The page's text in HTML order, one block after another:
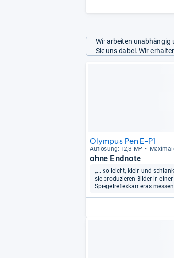
Wir arbeiten unabhängig
Sie uns dabei. Wir
Olympus Pen E-P1
Auf­lö­sung: 12,3 MP
ohne Endnote
„... so leicht, klein und
sie produzieren Bilder in
Spiegelreflexkameras messen